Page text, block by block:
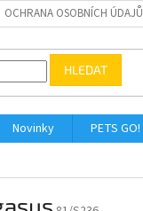
OCHRANA OSOBNÍCH ÚDAJŮ
HLEDAT
Novinky PETS GO!